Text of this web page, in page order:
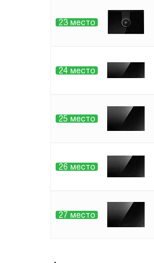
23 место
24 место
25 место
26 место
27 место